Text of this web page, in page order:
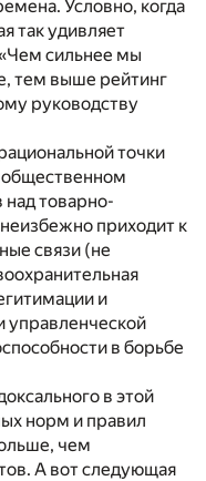
Условно, когда
так удивляет
сильнее мы
тем выше рейтинг
руководству
точки
общественном
над товарно-
приходит к
связи (не
и
управленческой
в борьбе
в этой
норм и правил
чем
А вот следующая